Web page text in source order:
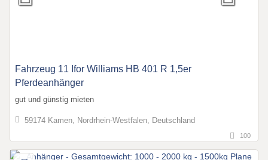
Fahrzeug 11 Ifor Williams HB 401 R 1,5er
Pferdeanhänger
gut und günstig mieten
59174 Kamen, Nordrhein-Westfalen, Deutschland
100